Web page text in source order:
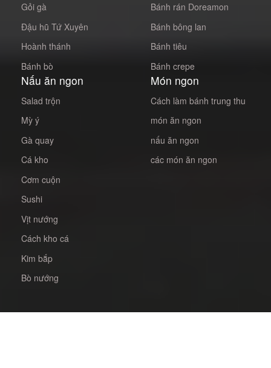
Gỏi gà
Đậu hũ Tứ Xuyên
Hoành thánh
Bánh bò
Bánh rán Doreamon
Bánh bông lan
Bánh tiêu
Bánh crepe
Nấu ăn ngon
Salad trộn
Mỳ ý
Gà quay
Cá kho
Cơm cuộn
Sushi
Vịt nướng
Cách kho cá
Kim bắp
Bò nướng
Món ngon
Cách làm bánh trung thu
món ăn ngon
nấu ăn ngon
các món ăn ngon